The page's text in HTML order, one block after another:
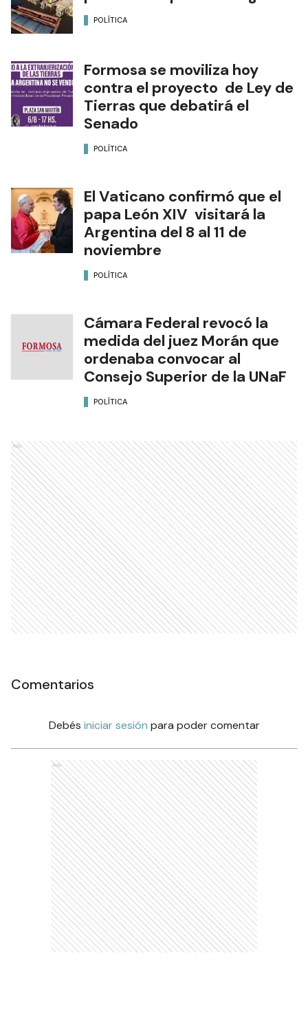
POLÍTICA
Formosa se moviliza hoy
contra el proyecto de Ley de
Tierras que debatirá el
Senado
POLÍTICA
El Vaticano confirmó que el
papa León XIV visitará la
Argentina del 8 al 11 de
noviembre
POLÍTICA
Cámara Federal revocó la
medida del juez Morán que
ordenaba convocar al
Consejo Superior de la UNaF
POLÍTICA
Ads
Comentarios
Debés iniciar sesión para poder comentar
Ads